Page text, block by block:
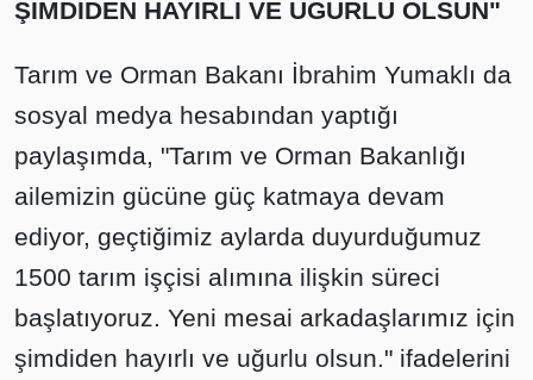
ŞİMDİDEN HAYIRLI VE UĞURLU OLSUN"
Tarım ve Orman Bakanı İbrahim Yumaklı da
sosyal medya hesabından yaptığı
paylaşımda, "Tarım ve Orman Bakanlığı
ailemizin gücüne güç katmaya devam
ediyor, geçtiğimiz aylarda duyurduğumuz
1500 tarım işçisi alımına ilişkin süreci
başlatıyoruz. Yeni mesai arkadaşlarımız için
şimdiden hayırlı ve uğurlu olsun." ifadelerini